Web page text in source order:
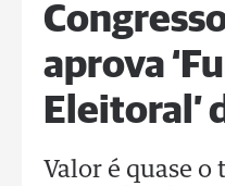
aprova
Eleitoral’
Valor é quase